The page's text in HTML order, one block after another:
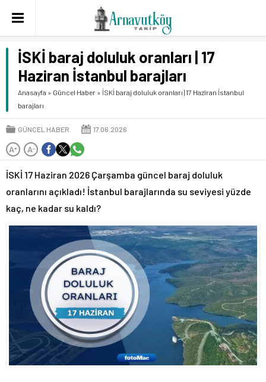
İSKİ baraj doluluk oranları | 17
Haziran İstanbul barajları
Anasayfa » Güncel Haber » İSKİ baraj doluluk oranları | 17 Haziran İstanbul
barajları
GÜNCEL HABER 17.06.2026
A+ A-
İSKİ 17 Haziran 2026 Çarşamba güncel baraj doluluk
oranlarını açıkladı! İstanbul barajlarında su seviyesi yüzde
kaç, ne kadar su kaldı?